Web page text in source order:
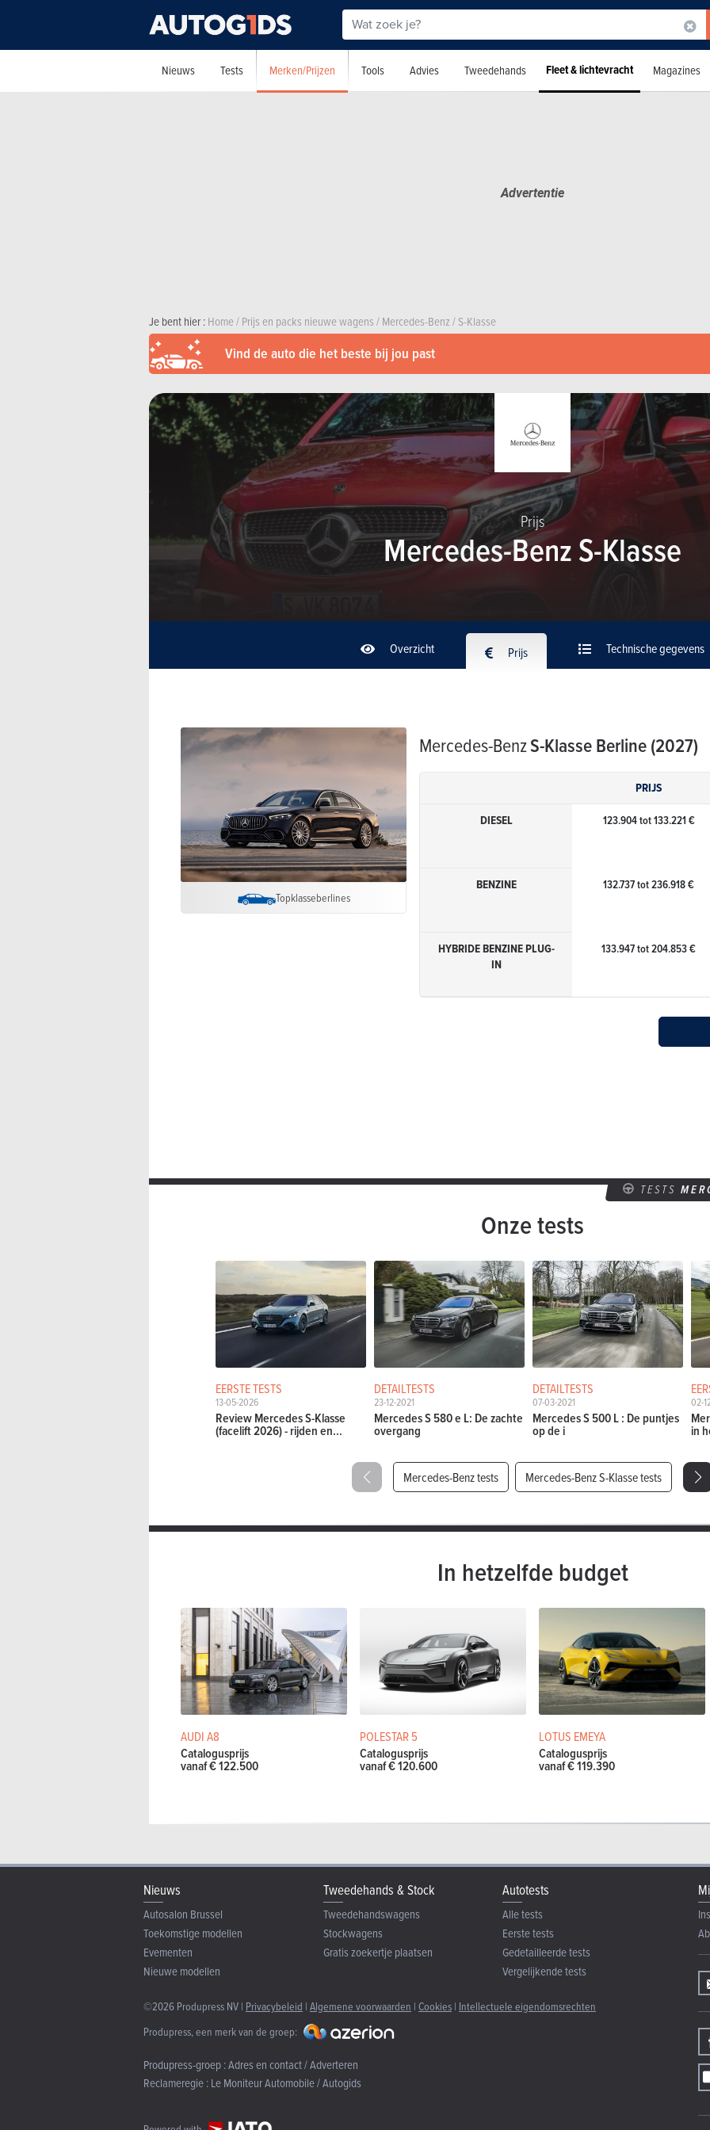
Nieuws Tests Merken/Prijzen Tools Advies Tweedehands Fleet & lichtevracht Magazines
Je bent hier :Home/Prijs en packs nieuwe wagens/Mercedes-Benz/S-Klasse
Vind de auto die het beste bij jou past
Prijs
Mercedes-Benz S-Klasse
Overzicht Prijs Technische gegevens
Topklasseberlines
Mercedes-BenzS-Klasse Berline (2027)
PRIJS
DIESEL
123.904 tot 133.221 €
BENZINE 132.737 tot 236.918 €
HYBRIDE BENZINE PLUG-
IN
133.947 tot 204.853 €
TESTS
Onze tests
EERSTE TESTS
13-05-2026
Review Mercedes S-Klasse
(facelift 2026) - rijden en...
DETAILTESTS
23-12-2021
Mercedes S 580 e L: De zachte
overgang
DETAILTESTS
07-03-2021
Mercedes S 500 L : De puntjes
op de i
02-
in
Mercedes-Benz tests Mercedes-Benz S-Klasse tests
In hetzelfde budget
AUDI A8
Catalogusprijs
vanaf € 122.500
POLESTAR 5
Catalogusprijs
vanaf € 120.600
LOTUS EMEYA
Catalogusprijs
vanaf € 119.390
Nieuws
Autosalon Brussel
Toekomstige modellen
Evementen
Nieuwe modellen
Tweedehands & Stock
Tweedehandswagens
Stockwagens
Gratis zoekertje plaatsen
Autotests
Alle tests
Eerste tests
Gedetailleerde tests
Vergelijkende tests
©2026 Produpress NV | Privacybeleid | Algemene voorwaarden | Cookies | Intellectuele eigendomsrechten
Produpress, een merk van de groep:
Produpress-groep :Adres en contact / Adverteren
Reclameregie :Le Moniteur Automobile / Autogids